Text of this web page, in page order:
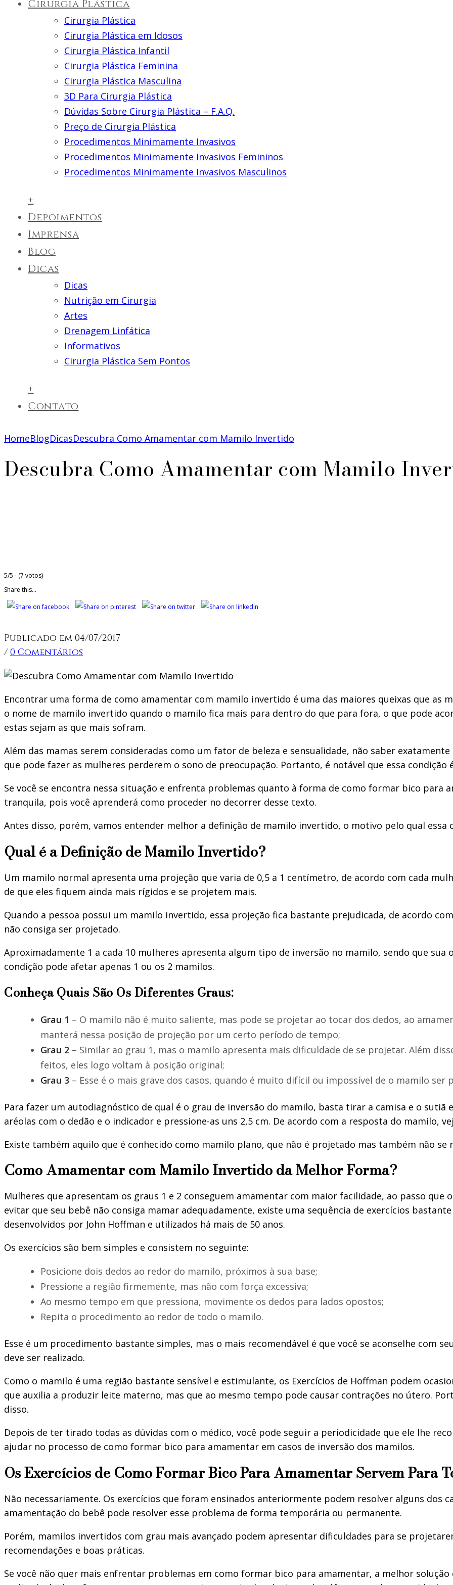
Cirurgia Plástica
Cirurgia Plástica
Cirurgia Plástica em Idosos
Cirurgia Plástica Infantil
Cirurgia Plástica Feminina
Cirurgia Plástica Masculina
3D Para Cirurgia Plástica
Dúvidas Sobre Cirurgia Plástica – F.A.Q.
Preço de Cirurgia Plástica
Procedimentos Minimamente Invasivos
Procedimentos Minimamente Invasivos Femininos
Procedimentos Minimamente Invasivos Masculinos
+
Depoimentos
Imprensa
Blog
Dicas
Dicas
Nutrição em Cirurgia
Artes
Drenagem Linfática
Informativos
Cirurgia Plástica Sem Pontos
+
Contato
HomeBlogDicasDescubra Como Amamentar com Mamilo Invertido
Descubra Como Amamentar com Mamilo
5/5 - (7 votos)
Share this...
Publicado em 04/07/2017
/ 0 Comentários
Encontrar uma forma de como amamentar com mamilo invertido é uma das maiores queixas que as
o nome de mamilo invertido quando o mamilo fica mais para dentro do que para fora, o que pode
estas sejam as que mais sofram.
Além das mamas serem consideradas como um fator de beleza e sensualidade, não saber
que pode fazer as mulheres perderem o sono de preocupação. Portanto, é notável que essa
Se você se encontra nessa situação e enfrenta problemas quanto à forma de como formar bico para
tranquila, pois você aprenderá como proceder no decorrer desse texto.
Antes disso, porém, vamos entender melhor a definição de mamilo invertido, o motivo pelo qual essa
Qual é a Definição de Mamilo Invertido?
Um mamilo normal apresenta uma projeção que varia de 0,5 a 1 centímetro, de acordo com cada
de que eles fiquem ainda mais rígidos e se projetem mais.
Quando a pessoa possui um mamilo invertido, essa projeção fica bastante prejudicada, de acordo
não consiga ser projetado.
Aproximadamente 1 a cada 10 mulheres apresenta algum tipo de inversão no mamilo, sendo que sua
condição pode afetar apenas 1 ou os 2 mamilos.
Conheça Quais São Os Diferentes Graus:
Grau 1 – O mamilo não é muito saliente, mas pode se projetar ao tocar dos dedos, ao
manterá nessa posição de projeção por um certo período de tempo;
Grau 2 – Similar ao grau 1, mas o mamilo apresenta mais dificuldade de se projetar. Além
feitos, eles logo voltam à posição original;
Grau 3 – Esse é o mais grave dos casos, quando é muito difícil ou impossível de o mamilo ser
Para fazer um autodiagnóstico de qual é o grau de inversão do mamilo, basta tirar a camisa e o sutiã
aréolas com o dedão e o indicador e pressione-as uns 2,5 cm. De acordo com a resposta do mamilo,
Existe também aquilo que é conhecido como mamilo plano, que não é projetado mas também não se
Como Amamentar com Mamilo Invertido da Melhor Forma?
Mulheres que apresentam os graus 1 e 2 conseguem amamentar com maior facilidade, ao passo que
evitar que seu bebê não consiga mamar adequadamente, existe uma sequência de exercícios
desenvolvidos por John Hoffman e utilizados há mais de 50 anos.
Os exercícios são bem simples e consistem no seguinte:
Posicione dois dedos ao redor do mamilo, próximos à sua base;
Pressione a região firmemente, mas não com força excessiva;
Ao mesmo tempo em que pressiona, movimente os dedos para lados opostos;
Repita o procedimento ao redor de todo o mamilo.
Esse é um procedimento bastante simples, mas o mais recomendável é que você se aconselhe com
deve ser realizado.
Como o mamilo é uma região bastante sensível e estimulante, os Exercícios de Hoffman podem
que auxilia a produzir leite materno, mas que ao mesmo tempo pode causar contrações no útero.
disso.
Depois de ter tirado todas as dúvidas com o médico, você pode seguir a periodicidade que ele lhe
ajudar no processo de como formar bico para amamentar em casos de inversão dos mamilos.
Os Exercícios de Como Formar Bico Para Amamentar Servem Para
Não necessariamente. Os exercícios que foram ensinados anteriormente podem resolver alguns dos
amamentação do bebê pode resolver esse problema de forma temporária ou permanente.
Porém, mamilos invertidos com grau mais avançado podem apresentar dificuldades para se
recomendações e boas práticas.
Se você não quer mais enfrentar problemas em como formar bico para amamentar, a melhor